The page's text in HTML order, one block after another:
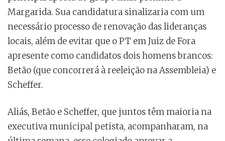
Margarida. Sua candidatura sinalizaria com um
necessário processo de renovação das lideranças
locais, além de evitar que o PT em Juiz de Fora
apresente como candidatos dois homens brancos:
Betão (que concorrerá à reeleição na Assembleia) e
Scheffer.
Aliás, Betão e Scheffer, que juntos têm maioria na
executiva municipal petista, acompanharam, na